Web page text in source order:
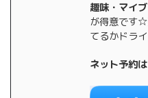
趣味・マイ
が得意です
てるかドラ
ネット予約